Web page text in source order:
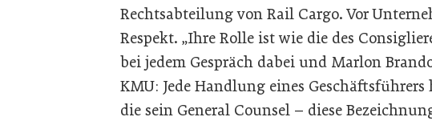
Rechtsabteilung von Rail Cargo. Vor
Respekt. „Ihre Rolle ist wie die des
bei jedem Gespräch dabei und Marlon
KMU: Jede Handlung eines
die sein General Counsel – diese